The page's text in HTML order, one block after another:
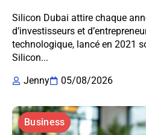
Silicon Dubai attire chaque
d’investisseurs et
technologique, lancé en 2021
Silicon...
Jenny
05/08/2026
Business